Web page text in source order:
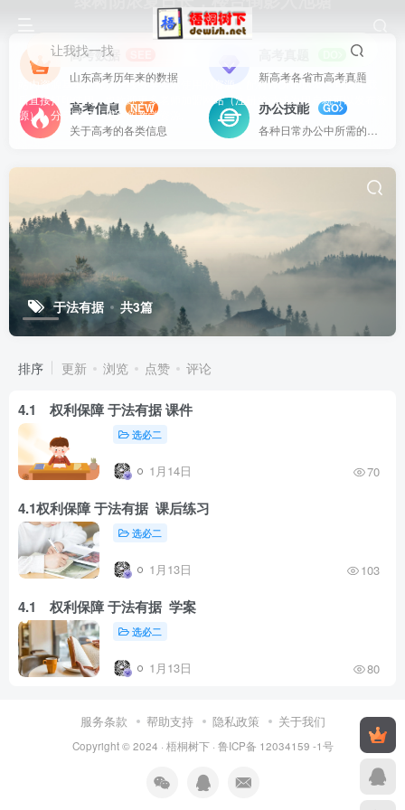
让我找一找
站内资源基本上都是一线教学实际使用的资源，配有WORD版本，可以下载
后直接打印使用。也欢迎更多老师加盟网站（注册登录成为用户就可以发布资
源），分享更好、更多的教学资源。
高考数据
山东高考历年来的数据
新高考各省市高考真题
高考信息
NEW
关于高考的各类信息
办公技能
GO
于法有据 共3篇
排序 更新 浏览 点赞 评论
4.1 权利保障 于法有据 课件
选必二
1月14日 70
4.1权利保障 于法有据 课后练习
选必二
1月13日 103
4.1 权利保障 于法有据 学案
选必二
1月13日 80
服务条款 帮助支持 隐私政策 关于我们
Copyright © 2024 · 梧桐树下· 鲁ICP备 12034159 -1号